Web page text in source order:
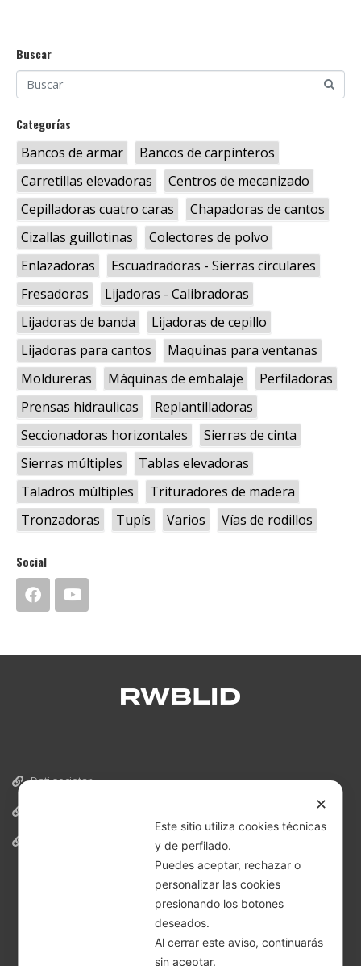
Buscar
Categorías
Bancos de armar
Bancos de carpinteros
Carretillas elevadoras
Centros de mecanizado
Cepilladoras cuatro caras
Chapadoras de cantos
Cizallas guillotinas
Colectores de polvo
Enlazadoras
Escuadradoras - Sierras circulares
Fresadoras
Lijadoras - Calibradoras
Lijadoras de banda
Lijadoras de cepillo
Lijadoras para cantos
Maquinas para ventanas
Moldureras
Máquinas de embalaje
Perfiladoras
Prensas hidraulicas
Replantilladoras
Seccionadoras horizontales
Sierras de cinta
Sierras múltiples
Tablas elevadoras
Taladros múltiples
Trituradores de madera
Tronzadoras
Tupís Varios Vías de rodillos
Social
Dati societari
✕
Este sitio utiliza cookies técnicas
y de perfilado.
Puedes aceptar, rechazar o
personalizar las cookies
presionando los botones
deseados.
Al cerrar este aviso, continuarás
sin aceptar.